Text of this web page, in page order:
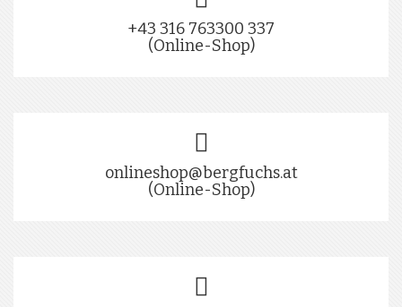
+43 316 763300 337
(Online-Shop)
onlineshop@bergfuchs.at
(Online-Shop)